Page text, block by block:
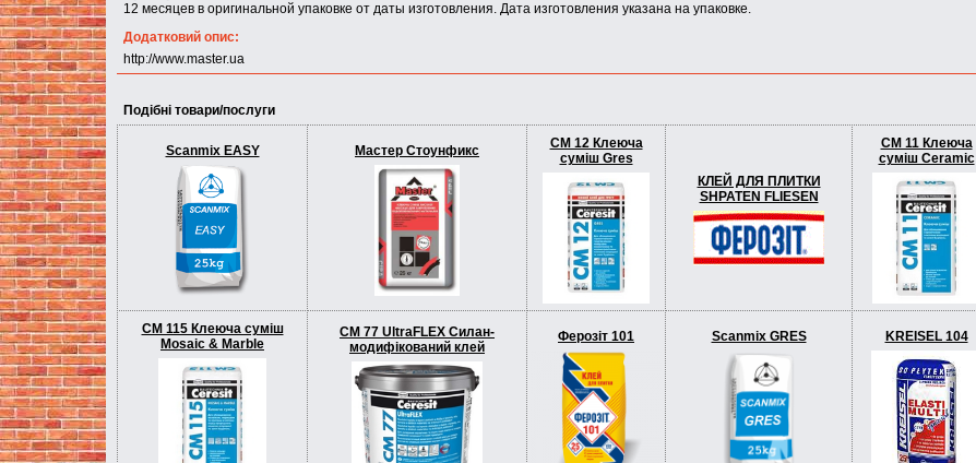
12 месяцев в оригинальной упаковке от даты изготовления. Дата изготовления указана на упаковке.
Додатковий опис:
http://www.master.ua
Подібні товари/послуги
Scanmix EASY Мастер Стоунфикс
CM 12 Клеюча
суміш Gres
КЛЕЙ ДЛЯ ПЛИТКИ
SHPATEN FLIESEN
CM 11 Клеюча
суміш Ceramic
CM 115 Клеюча суміш
Mosaic & Marble
CM 77 UltraFLEX Силан-
модифікований клей
Ферозіт 101 Scanmix GRES KREISEL 104